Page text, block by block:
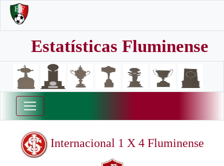
Estatísticas Fluminense
Internacional 1 X 4 Fluminense